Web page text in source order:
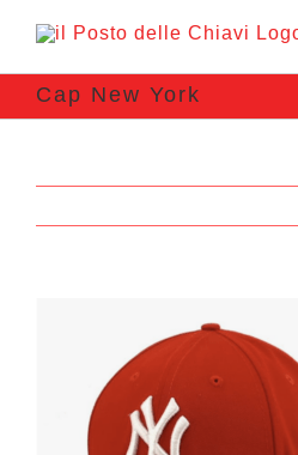
Cap New York